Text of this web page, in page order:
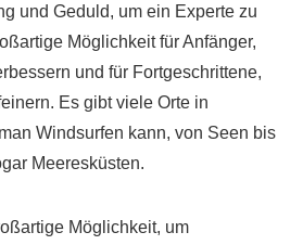
und Geduld, um ein Experte zu
Möglichkeit für Anfänger,
und für Fortgeschrittene,
Es gibt viele Orte in
Windsurfen kann, von Seen bis
Meeresküsten.
Möglichkeit, um